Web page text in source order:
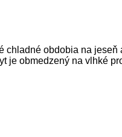
obdobia na
obmedzený na vlhké